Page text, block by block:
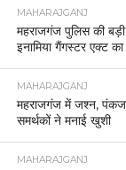
पूछताछ की। ईडी के
अन्य वित्तीय
से उसने मोहलत मांग
गया था। बता दें कि
गायक राहुल यादव
हैं।